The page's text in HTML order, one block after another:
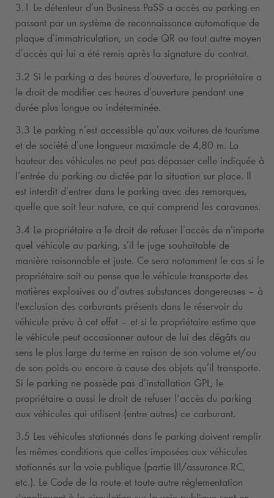
3.1 Le détenteur d’un Business PaSS a accès au parking en
passant par un système de reconnaissance automatique de
plaque d’immatriculation, un code QR ou tout autre moyen
d’accès qui lui a été remis après la signature du contrat.
3.2 Si le parking a des heures d’ouverture, le propriétaire a
le droit de modifier ces heures d’ouverture pendant une
durée plus longue ou indéterminée.
3.3 Le parking n’est accessible qu’aux voitures de tourisme
et de société d’une longueur maximale de 4,80 m. La
hauteur des véhicules ne peut pas dépasser celle indiquée à
l’entrée du parking ou dictée par la situation sur place. Il
est interdit d’entrer dans le parking avec des remorques,
quelle que soit leur nature, ce qui comprend les caravanes.
3.4 Le propriétaire a le droit de refuser l’accès de n’importe
quel véhicule au parking, s’il le juge souhaitable de
manière raisonnable et juste. Ce sera notamment le cas si le
propriétaire sait ou pense que le véhicule transporte des
matières explosives ou d’autres substances dangereuses – à
l'exclusion des carburants présents dans le réservoir du
véhicule prévu à cet effet – et si le propriétaire estime que
le véhicule peut occasionner autour de lui des dégâts au
sens le plus large du terme en raison de son volume et/ou
de son poids ou encore à cause des objets qu’il transporte.
Si le parking ne possède pas d’installation GPL, le
propriétaire a aussi le droit de refuser l‘accès du parking
aux véhicules qui utilisent (entre autres) ce carburant.
3.5 Les véhicules stationnés dans le parking doivent remplir
les mêmes conditions que celles imposées aux véhicules
stationnés sur la voie publique (partie III/assurance RC,
etc.). Le Code de la route et toute autre réglementation